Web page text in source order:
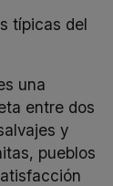
típicas del
una
entre dos
y
pueblos